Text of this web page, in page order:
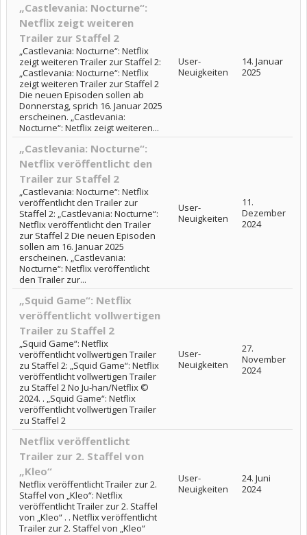
„Castlevania: Nocturne“:
Netflix zeigt weiteren
Trailer zur Staffel 2
„Castlevania: Nocturne“: Netflix
zeigt weiteren Trailer zur Staffel 2:
„Castlevania: Nocturne“: Netflix
zeigt weiteren Trailer zur Staffel 2
Die neuen Episoden sollen ab
Donnerstag, sprich 16. Januar 2025
erscheinen. „Castlevania:
Nocturne“: Netflix zeigt weiteren...
User-
Neuigkeiten
14. Januar
2025
„Castlevania: Nocturne“:
Netflix veröffentlicht den
Trailer zur Staffel 2
„Castlevania: Nocturne“: Netflix
veröffentlicht den Trailer zur
Staffel 2: „Castlevania: Nocturne“:
Netflix veröffentlicht den Trailer
zur Staffel 2 Die neuen Episoden
sollen am 16. Januar 2025
erscheinen. „Castlevania:
Nocturne“: Netflix veröffentlicht
den Trailer zur...
User-
Neuigkeiten
11.
Dezember
2024
„Squid Game“: Netflix
veröffentlicht vollwertigen
Trailer zu Staffel 2
„Squid Game“: Netflix
veröffentlicht vollwertigen Trailer
zu Staffel 2: „Squid Game“: Netflix
veröffentlicht vollwertigen Trailer
zu Staffel 2 No Ju-han/Netflix ©
2024. . „Squid Game“: Netflix
veröffentlicht vollwertigen Trailer
zu Staffel 2
User-
Neuigkeiten
27.
November
2024
Netflix veröffentlicht
Trailer zur 2. Staffel von
„Kleo“
Netflix veröffentlicht Trailer zur 2.
Staffel von „Kleo“: Netflix
veröffentlicht Trailer zur 2. Staffel
von „Kleo“ . . Netflix veröffentlicht
Trailer zur 2. Staffel von „Kleo“
User-
Neuigkeiten
24. Juni
2024